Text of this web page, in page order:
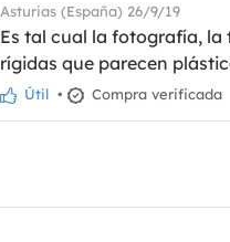
Asturias (España) 26/9/19
Es tal cual la fotografía, la
rígidas que parecen
Útil • Compra verificada